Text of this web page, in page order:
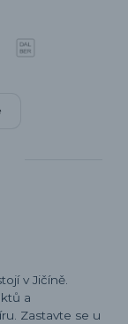
v Jičíně.
a
Zastavte se u